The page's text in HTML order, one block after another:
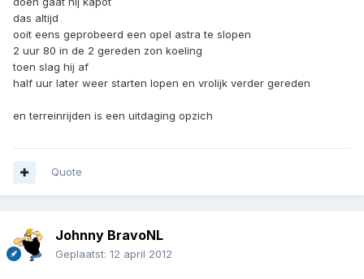
das altijd
ooit eens geprobeerd een opel astra te slopen
2 uur 80 in de 2 gereden zon koeling
toen slag hij af
half uur later weer starten lopen en vrolijk verder gereden
en terreinrijden is een uitdaging opzich
Quote
Johnny BravoNL
Geplaatst: 12 april 2012